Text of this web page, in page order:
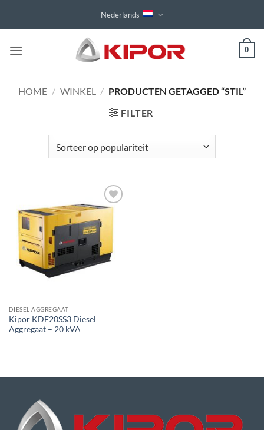
Nederlands
0
HOME / WINKEL / PRODUCTEN GETAGGED “STIL”
FILTER
Toevoegen
aan
wenslijst
DIESEL AGGREGAAT
Kipor KDE20SS3 Diesel
Aggregaat – 20 kVA